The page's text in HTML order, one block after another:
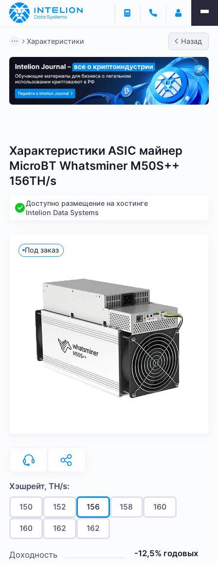
Характеристики Назад
Характеристики ASIC майнер
MicroBT Whatsminer M50S++
156TH/s
Доступно размещение на хостинге
Intelion Data Systems
Под заказ
Хэшрейт, TH/s:
150 152 156 158 160
160 162 162
Доходность
-12,5% годовых